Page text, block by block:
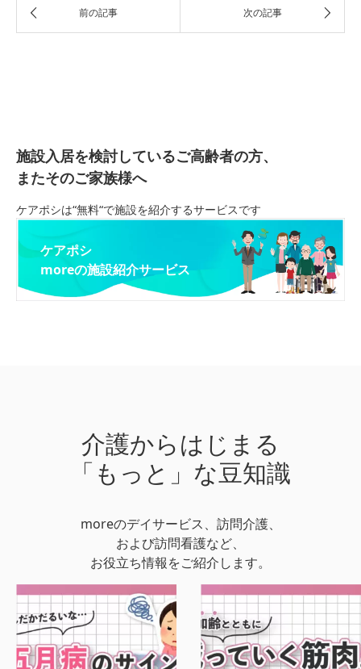
施設入居を検討しているご高齢者の方、
またそのご家族様へ
ケアポシは“無料“で施設を紹介するサービスです
ケアポシ
moreの施設紹介サービス
介護からはじまる
「もっと」な豆知識
moreのデイサービス、訪問介護、
および訪問看護など、
お役立ち情報をご紹介します。